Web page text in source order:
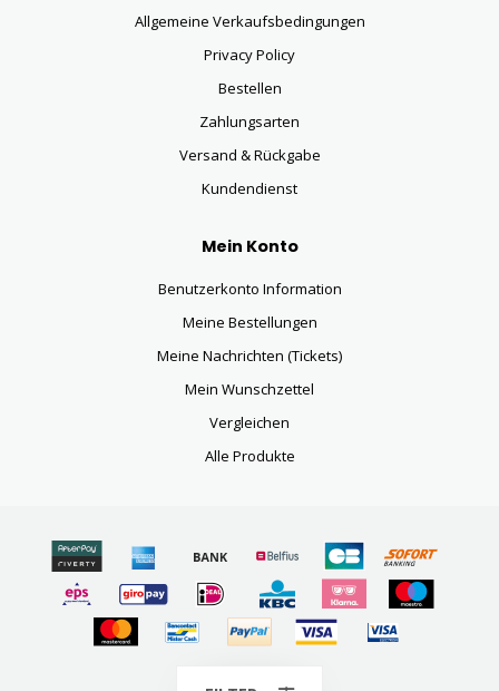
Allgemeine Verkaufsbedingungen
Privacy Policy
Bestellen
Zahlungsarten
Versand & Rückgabe
Kundendienst
Mein Konto
Benutzerkonto Information
Meine Bestellungen
Meine Nachrichten (Tickets)
Mein Wunschzettel
Vergleichen
Alle Produkte
© Copyright 2026